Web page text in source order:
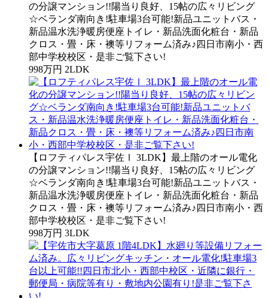
の分譲マンション!!陽当り良好、15帖の広々リビング
☆ベランダ南向き!駐車場3台可能!新品ユニットバス・
新品温水洗浄暖房便座トイレ・新品洗面化粧台・新品
クロス・畳・床・襖等リフォーム済み♪四日市南小・西
部中学校校区・是非ご覧下さい!
998万円 2LDK
【ロフティパレス宇佐Ⅰ 3LDK】最上階のオール電化
の分譲マンション!!陽当り良好、15帖の広々リビング
☆ベランダ南向き!駐車場3台可能!新品ユニットバス・
新品温水洗浄暖房便座トイレ・新品洗面化粧台・新品
クロス・畳・床・襖等リフォーム済み♪四日市南小・西
部中学校校区・是非ご覧下さい!
998万円 3LDK